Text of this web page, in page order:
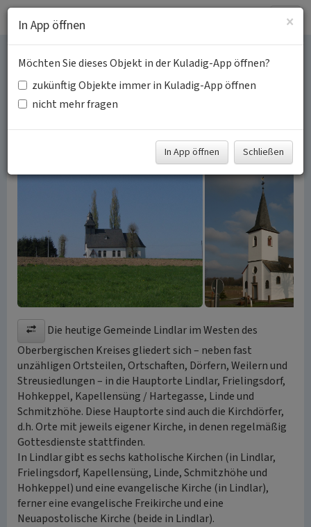
Lindlarer Kapellenkranz
Schlagwörter:Kapelle (Bauwerk)
Die heutige Gemeinde Lindlar im Westen des
Oberbergischen Kreises gliedert sich – neben fast
unzähligen Ortsteilen, Ortschaften, Dörfern, Weilern und
Streusiedlungen – in die Hauptorte Lindlar, Frielingsdorf,
Hohkeppel, Kapellensüng / Hartegasse, Linde und
Schmitzhöhe. Diese Hauptorte sind auch die Kirchdörfer,
d.h. Orte mit jeweils eigener Kirche, in denen regelmäßig
Gottesdienste stattfinden.
In Lindlar gibt es sechs katholische Kirchen (in Lindlar,
Frielingsdorf, Kapellensüng, Linde, Schmitzhöhe und
Hohkeppel) und eine evangelische Kirche (in Lindlar),
ferner eine evangelische Freikirche und eine
Neuapostolische Kirche (beide in Lindlar).
×
In App öffnen
Möchten Sie dieses Objekt in der Kuladig-App öffnen?
zukünftig Objekte immer in Kuladig-App öffnen
nicht mehr fragen
In App öffnen Schließen